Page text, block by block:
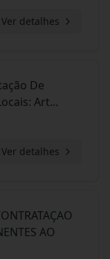
Ver detalhes
De
Art...
Ver detalhes
AO